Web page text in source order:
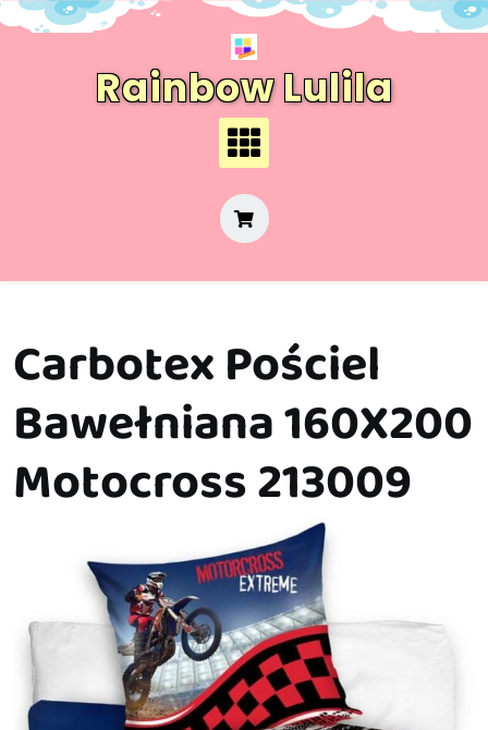
Skip
Rainbow Lulila
Carbotex Pościel
Bawełniana 160X200
Motocross 213009